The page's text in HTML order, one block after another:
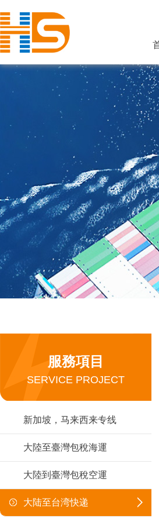
服務項目
SERVICE PROJECT
新加坡，马来西来专线
大陸至臺灣包稅海運
大陸到臺灣包稅空運
大陆至台湾快递